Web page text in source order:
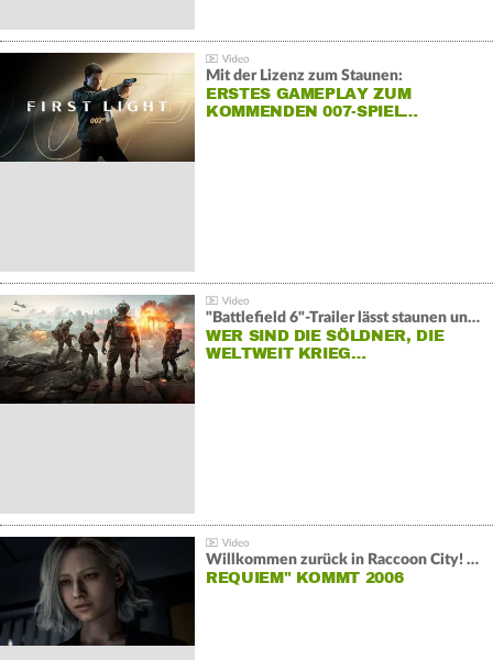
Mit der Lizenz zum Staunen:
ERSTES GAMEPLAY ZUM
KOMMENDEN 007-SPIEL…
"Battlefield 6"-Trailer lässt staunen und rätseln:
WER SIND DIE SÖLDNER, DIE
WELTWEIT KRIEG…
Willkommen zurück in Raccoon City! "Resident Evil:
REQUIEM" KOMMT 2006